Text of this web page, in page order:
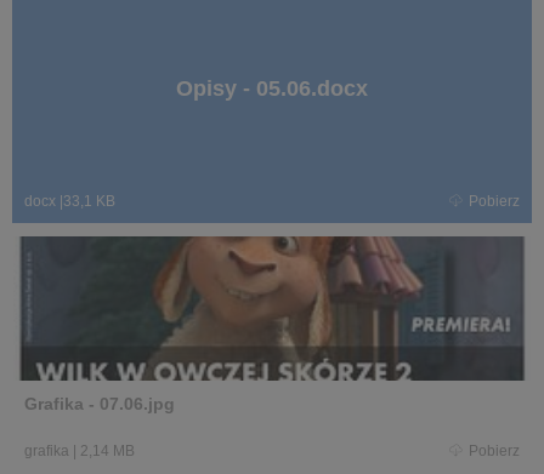
Opisy - 05.06.docx
docx 33,1 KB Pobierz
Grafika - 07.06.jpg
grafika 2,14 MB Pobierz